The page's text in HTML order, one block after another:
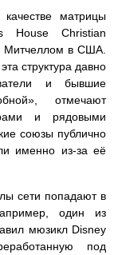
матрицы
House Christian
Митчеллом в США.
структура давно
и бывшие
отмечают
и рядовыми
союзы публично
именно из‑за её
сети попадают в
один из
мюзикл Disney
под